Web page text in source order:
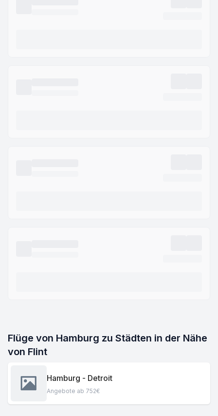
Flüge von Hamburg zu Städten in der Nähe
von Flint
Hamburg - Detroit
Angebote ab 752€